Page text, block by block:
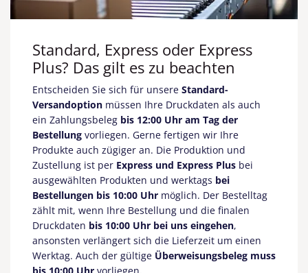
Standard, Express oder Express
Plus? Das gilt es zu beachten
Entscheiden Sie sich für unsere Standard-
Versandoption müssen Ihre Druckdaten als auch
ein Zahlungsbeleg bis 12:00 Uhr am Tag der
Bestellung vorliegen. Gerne fertigen wir Ihre
Produkte auch zügiger an. Die Produktion und
Zustellung ist per Express und Express Plus bei
ausgewählten Produkten und werktags bei
Bestellungen bis 10:00 Uhr möglich. Der Bestelltag
zählt mit, wenn Ihre Bestellung und die finalen
Druckdaten bis 10:00 Uhr bei uns eingehen,
ansonsten verlängert sich die Lieferzeit um einen
Werktag. Auch der gültige Überweisungsbeleg muss